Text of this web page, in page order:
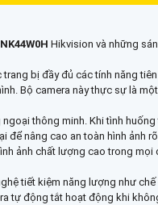
NK44W0H Hikvision và những
bị đầy đủ các tính năng
Bộ camera này thực sự là
thông minh. Khi tình
nâng cao an toàn hình ảnh
ảnh chất lượng cao trong
tiết kiệm năng lượng như
tự động tắt hoạt động khi